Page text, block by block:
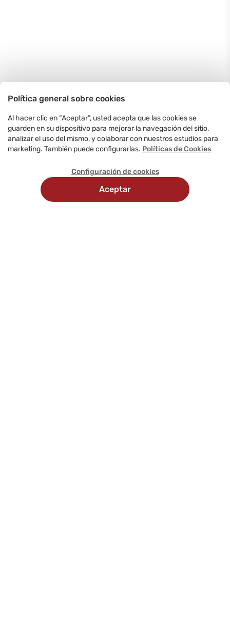
Política general sobre cookies
Al hacer clic en “Aceptar”, usted acepta que las cookies se
guarden en su dispositivo para mejorar la navegación del sitio,
analizar el uso del mismo, y colaborar con nuestros estudios para
marketing. También puede configurarlas. Políticas de Cookies
Configuración de cookies
Aceptar